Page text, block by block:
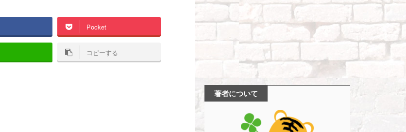
Pocket
コピーする
著者について